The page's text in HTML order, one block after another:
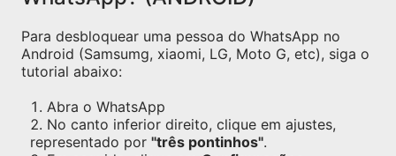
Para desbloquear uma pessoa do WhatsApp no
Android (Samsumg, xiaomi, LG, Moto G, etc), siga o
tutorial abaixo:
Abra o WhatsApp
No canto inferior direito, clique em ajustes,
representado por "três pontinhos".